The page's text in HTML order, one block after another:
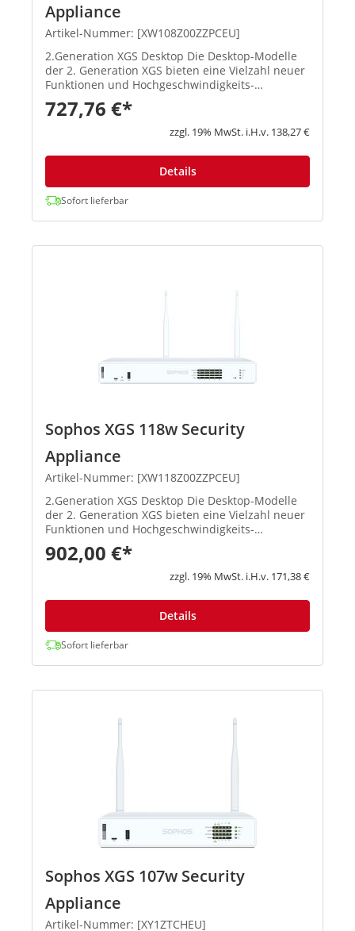
Appliance
Artikel-Nummer: [XW108Z00ZZPCEU]
2.Generation XGS Desktop Die Desktop-Modelle
der 2. Generation XGS bieten eine Vielzahl neuer
Funktionen und Hochgeschwindigkeits-
Verbindungsoptionen. Die Basis-Firewall ist in
jeder Appliance enthalten. Produkthighlights:
Beschleunigte Performan...
727,76 €*
zzgl. 19% MwSt. i.H.v. 138,27 €
Details
Sofort lieferbar
Sophos XGS 118w Security
Appliance
Artikel-Nummer: [XW118Z00ZZPCEU]
2.Generation XGS Desktop Die Desktop-Modelle
der 2. Generation XGS bieten eine Vielzahl neuer
Funktionen und Hochgeschwindigkeits-
Verbindungsoptionen. Die Basis-Firewall ist in
jeder Appliance enthalten. Produkthighlights:
Beschleunigte Performan...
902,00 €*
zzgl. 19% MwSt. i.H.v. 171,38 €
Details
Sofort lieferbar
Sophos XGS 107w Security
Appliance
Artikel-Nummer: [XY1ZTCHEU]